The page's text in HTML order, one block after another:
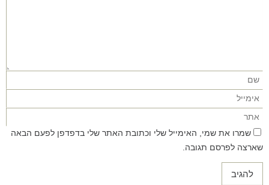
שמרו את שמי, האימייל שלי וכתובת האתר שלי בדפדפן לפעם הבאה
שארצה לפרסם תגובה.